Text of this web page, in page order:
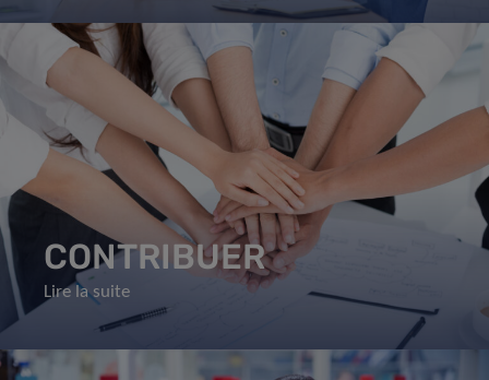
CONTRIBUER
Lire la suite